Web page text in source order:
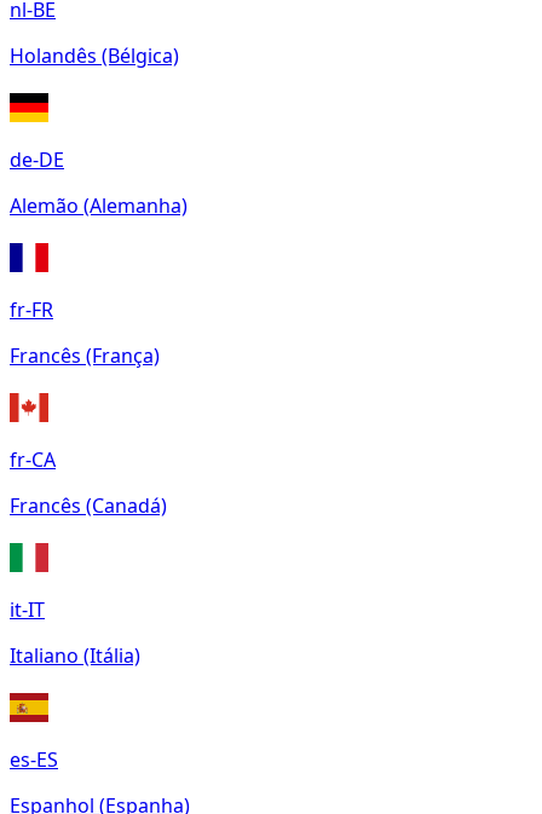
nl-BE
Holandês (Bélgica)
de-DE
Alemão (Alemanha)
fr-FR
Francês (França)
fr-CA
Francês (Canadá)
it-IT
Italiano (Itália)
es-ES
Espanhol (Espanha)